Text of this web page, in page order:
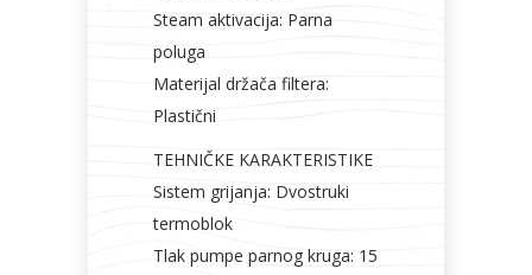
Steam aktivacija: Parna
poluga
Materijal držača filtera:
Plastični
TEHNIČKE KARAKTERISTIKE
Sistem grijanja: Dvostruki
termoblok
Tlak pumpe parnog kruga: 15